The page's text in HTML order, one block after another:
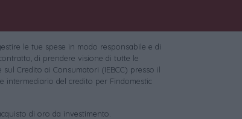
le tue spese in modo responsabile e di
di prendere visione di tutte le
Credito ai Consumatori (IEBCC) presso il
intermediario del credito per Findomestic
di oro da investimento.